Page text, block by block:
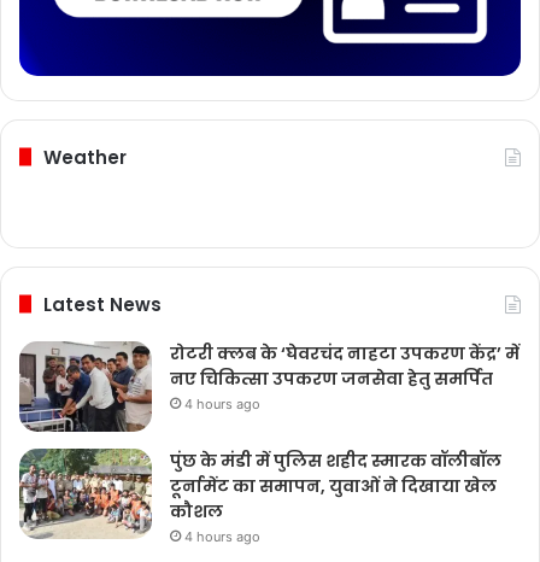
Weather
Latest News
रोटरी क्लब के ‘घेवरचंद नाहटा उपकरण केंद्र’ में
नए चिकित्सा उपकरण जनसेवा हेतु समर्पित
4 hours ago
पुंछ के मंडी में पुलिस शहीद स्मारक वॉलीबॉल
टूर्नामेंट का समापन, युवाओं ने दिखाया खेल
कौशल
4 hours ago